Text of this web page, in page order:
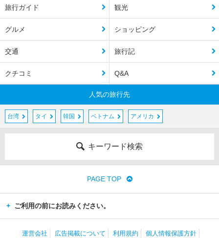
旅行ガイド 観光
グルメ ショッピング
交通 旅行記
クチコミ Q&A
人気の旅行先
台湾 タイ 韓国 ベトナム アメリカ
キーワード検索
PAGE TOP
ご利用の前にお読みください。
運営会社 広告掲載について 利用規約 個人情報保護方針